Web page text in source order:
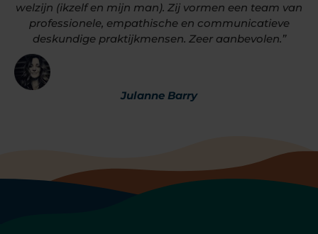
welzijn (ikzelf en mijn man). Zij vormen een team van
professionele, empathische en communicatieve
deskundige praktijkmensen. Zeer aanbevolen.”
Julanne Barry